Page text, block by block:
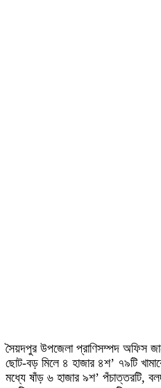
সৈয়দপুর উপজেলা প্রাণিসম্পদ অফিস
ছোট-বড় মিলে ৪ হাজার ৪শ’ ৭৯টি
মধ্যে ষাঁড় ৬ হাজার ৯শ’ পঁচাত্তরটি,